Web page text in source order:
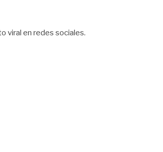
viral en redes sociales.